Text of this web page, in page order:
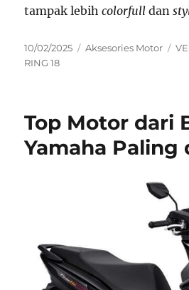
tampak lebihcolorfulldan
P
o
d
n
10/02/2025
C
o
i
Aksesories Motor
T
RING 18
Top Motor dari
Yamaha Paling